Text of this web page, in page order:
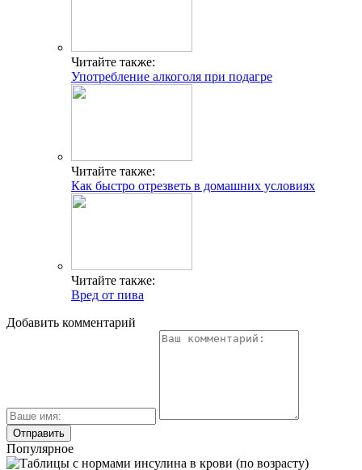
Читайте также:
Употребление алкоголя при подагре
Читайте также:
Как быстро отрезветь в домашних условиях
Читайте также:
Вред от пива
Добавить комментарий
Популярное